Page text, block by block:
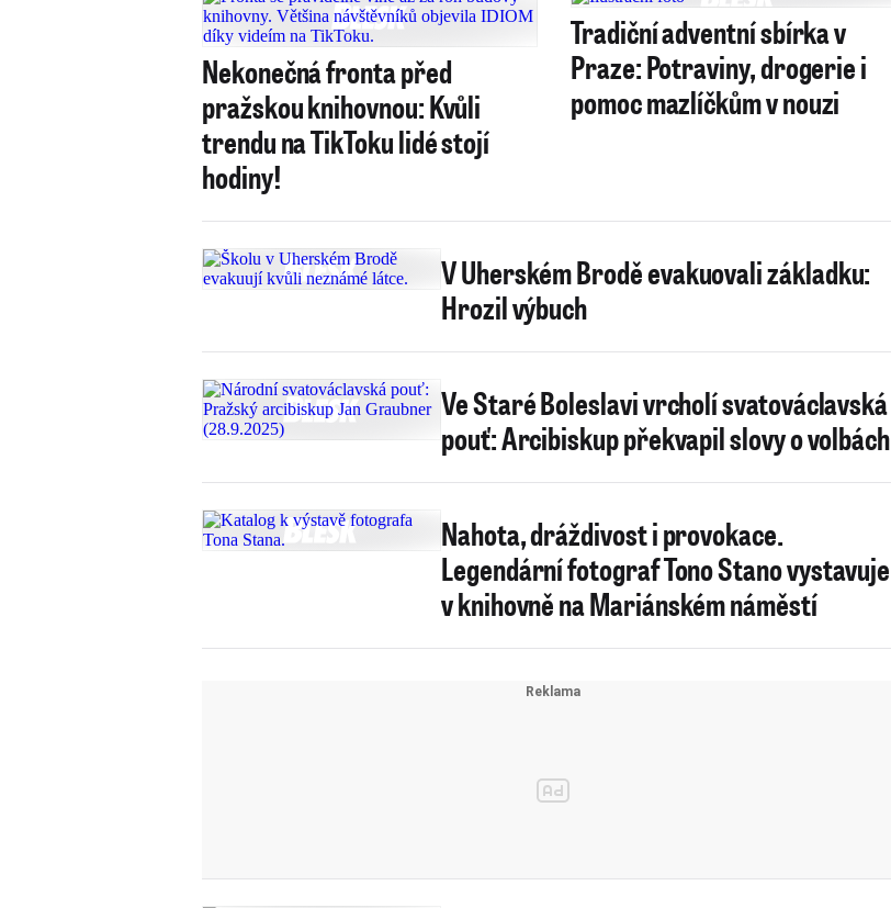
Nekonečná fronta před
pražskou knihovnou: Kvůli
trendu na TikToku lidé stojí
hodiny!
Tradiční adventní sbírka v
Praze: Potraviny, drogerie i
pomoc mazlíčkům v nouzi
V Uherském Brodě evakuovali základku:
Hrozil výbuch
Ve Staré Boleslavi vrcholí svatováclavská
pouť: Arcibiskup překvapil slovy o volbách
Nahota, dráždivost i provokace.
Legendární fotograf Tono Stano vystavuje
v knihovně na Mariánském náměstí